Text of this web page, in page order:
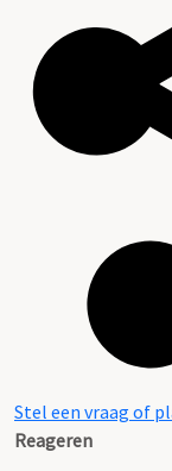
Stel een vraag of
Reageren